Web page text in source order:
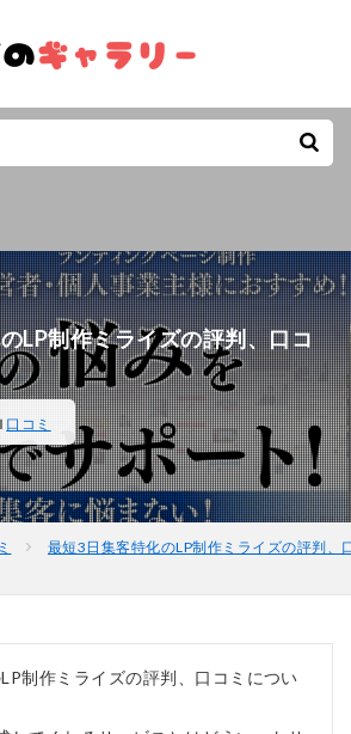
LP制作ミライズの評判、口コ
口コミ
最短3日集客特化のLP制作ミライズの評判、
制作ミライズの評判、口コミについ